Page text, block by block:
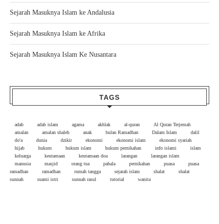
Sejarah Masuknya Islam ke Andalusia
Sejarah Masuknya Islam ke Afrika
Sejarah Masuknya Islam Ke Nusantara
TAGS
adab adab islam agama akhlak al-quran
Al Quran Terjemah
amalan
amalan shaleh anak bulan Ramadhan Dalam Islam
dalil
do'a
dunia dzikir ekonomi ekonomi islam
ekonomi syariah
hijab
hukum hukum islam hukum pernikahan info islami
islam
keluarga
keutamaan keutamaan doa larangan
larangan islam
manusia
masjid orang tua pahala pernikahan puasa
puasa
ramadhan
ramadhan rumah tangga sejarah islam shalat
shalat
sunnah
suami istri sunnah rasul tutorial wanita